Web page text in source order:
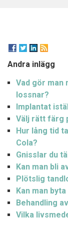
Andra inlägg
Vad gör man
lossnar?
Implantat
Välj rätt färg
Hur lång tid
Cola?
Gnisslar du
Kan man bli
Plötslig
Kan man
Behandling
Vilka